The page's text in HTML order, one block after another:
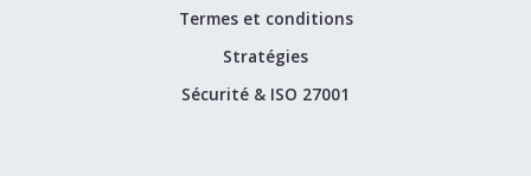
Termes et conditions
Stratégies
Sécurité & ISO 27001